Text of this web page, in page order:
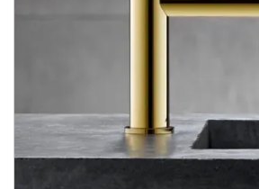
Тримач туалетного
Кількість товару
обмежена
В